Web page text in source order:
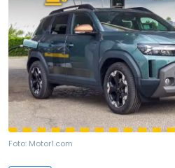
Foto: Motor1.com